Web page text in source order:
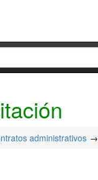
administrativos